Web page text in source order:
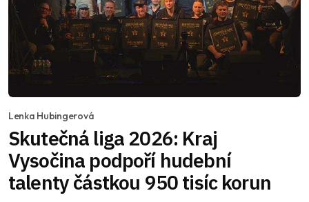
Lenka Hubingerová
Skutečná liga 2026: Kraj
Vysočina podpoří hudební
talenty částkou 950 tisíc korun